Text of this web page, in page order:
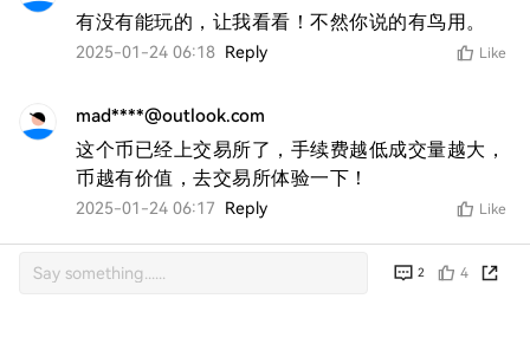
有没有能玩的，让我看看！不然你说的有鸟用。
2025-01-24 06:18 Reply Like
mad****@outlook.com
这个币已经上交易所了，手续费越低成交量越大，
币越有价值，去交易所体验一下！
2025-01-24 06:17 Reply Like
2 4